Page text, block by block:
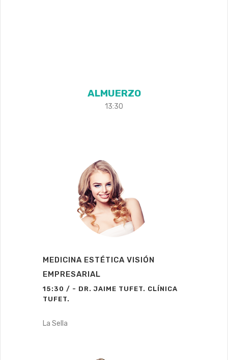
ALMUERZO
13:30
MEDICINA ESTÉTICA VISIÓN
EMPRESARIAL
15:30 / - DR. JAIME TUFET. CLÍNICA
TUFET.
La Sella